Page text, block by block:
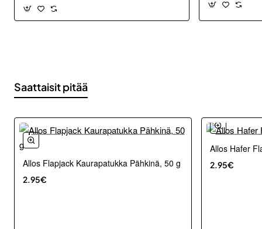
Saattaisit pitää
Allos Flapjack Kaurapatukka Pähkinä, 50 g
2.95€
Allos Hafer
2.95€